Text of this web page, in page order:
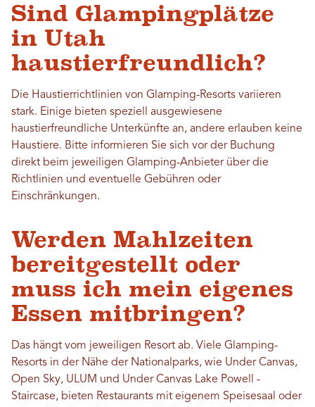
Sind Glampingplätze
in Utah
haustierfreundlich?
Die Haustierrichtlinien von Glamping-Resorts variieren
stark. Einige bieten speziell ausgewiesene
haustierfreundliche Unterkünfte an, andere erlauben keine
Haustiere. Bitte informieren Sie sich vor der Buchung
direkt beim jeweiligen Glamping-Anbieter über die
Richtlinien und eventuelle Gebühren oder
Einschränkungen.
Werden Mahlzeiten
bereitgestellt oder
muss ich mein eigenes
Essen mitbringen?
Das hängt vom jeweiligen Resort ab. Viele Glamping-
Resorts in der Nähe der Nationalparks, wie Under Canvas,
Open Sky, ULUM und Under Canvas Lake Powell -
Staircase, bieten Restaurants mit eigenem Speisesaal oder